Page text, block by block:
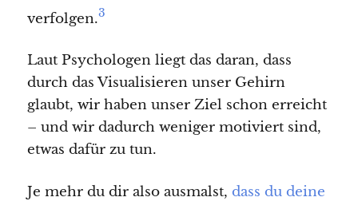
verfolgen.3
Laut Psychologen liegt das daran, dass
durch das Visualisieren unser Gehirn
glaubt, wir haben unser Ziel schon erreicht
– und wir dadurch weniger motiviert sind,
etwas dafür zu tun.
Je mehr du dir also ausmalst, dass du deine